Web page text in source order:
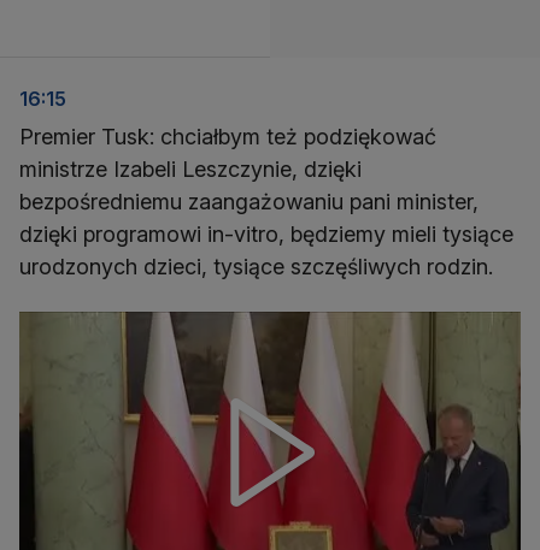
16:15
Premier Tusk: chciałbym też podziękować
ministrze Izabeli Leszczynie, dzięki
bezpośredniemu zaangażowaniu pani minister,
dzięki programowi in-vitro, będziemy mieli tysiące
urodzonych dzieci, tysiące szczęśliwych rodzin.